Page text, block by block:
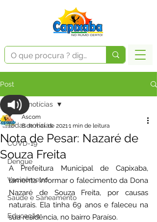
Post
Todas notícias
COVD-19
Dengue
Vacinômetro
Saúde e Saneamento
Educação
Todas notícias
Nota de Pesar: Nazaré de
Souza Freita
Ascom
8 de mai. de 20211 min de leitura
A Prefeitura Municipal de Capixaba,
lamenta informar o falecimento da Dona
Nazaré de Souza Freita, por causas
naturais. Ela tinha 69 anos e faleceu na
sua residência, no bairro Paraíso.